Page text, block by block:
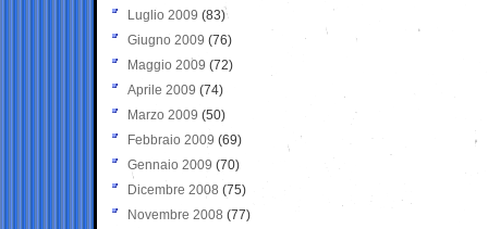
Luglio 2009 (83)
Giugno 2009 (76)
Maggio 2009 (72)
Aprile 2009 (74)
Marzo 2009 (50)
Febbraio 2009 (69)
Gennaio 2009 (70)
Dicembre 2008 (75)
Novembre 2008 (77)